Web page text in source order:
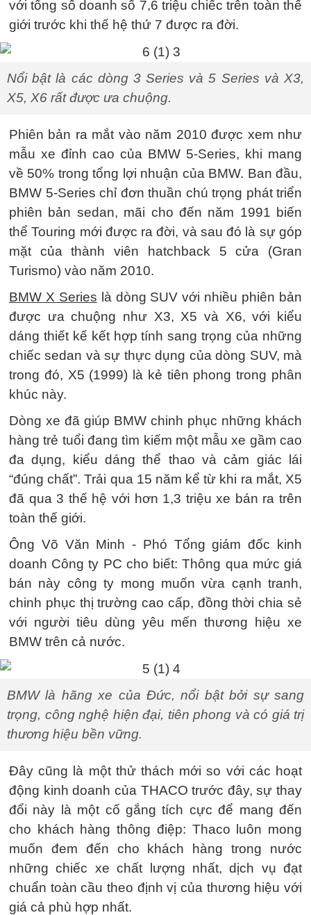
với tổng số doanh số 7,6 triệu chiếc trên toàn thế
giới trước khi thế hệ thứ 7 được ra đời.
Nổi bật là các dòng 3 Series và 5 Series và X3,
X5, X6 rất được ưa chuộng.
Phiên bản ra mắt vào năm 2010 được xem như
mẫu xe đỉnh cao của BMW 5-Series, khi mang
về 50% trong tổng lợi nhuận của BMW. Ban đầu,
BMW 5-Series chỉ đơn thuần chú trọng phát triển
phiên bản sedan, mãi cho đến năm 1991 biến
thể Touring mới được ra đời, và sau đó là sự góp
mặt của thành viên hatchback 5 cửa (Gran
Turismo) vào năm 2010.
BMW X Series là dòng SUV với nhiều phiên bản
được ưa chuộng như X3, X5 và X6, với kiểu
dáng thiết kế kết hợp tính sang trọng của những
chiếc sedan và sự thực dụng của dòng SUV, mà
trong đó, X5 (1999) là kẻ tiên phong trong phân
khúc này.
Dòng xe đã giúp BMW chinh phục những khách
hàng trẻ tuổi đang tìm kiếm một mẫu xe gầm cao
đa dụng, kiểu dáng thể thao và cảm giác lái
“đúng chất”. Trải qua 15 năm kể từ khi ra mắt, X5
đã qua 3 thế hệ với hơn 1,3 triệu xe bán ra trên
toàn thế giới.
Ông Võ Văn Minh - Phó Tổng giám đốc kinh
doanh Công ty PC cho biết: Thông qua mức giá
bán này công ty mong muốn vừa cạnh tranh,
chinh phục thị trường cao cấp, đồng thời chia sẻ
với người tiêu dùng yêu mến thương hiệu xe
BMW trên cả nước.
BMW là hãng xe của Đức, nổi bật bởi sự sang
trọng, công nghệ hiện đại, tiên phong và có giá trị
thương hiệu bền vững.
Đây cũng là một thử thách mới so với các hoạt
động kinh doanh của THACO trước đây, sự thay
đổi này là một cố gắng tích cực để mang đến
cho khách hàng thông điệp: Thaco luôn mong
muốn đem đến cho khách hàng trong nước
những chiếc xe chất lượng nhất, dịch vụ đạt
chuẩn toàn cầu theo định vị của thương hiệu với
giá cả phù hợp nhất.